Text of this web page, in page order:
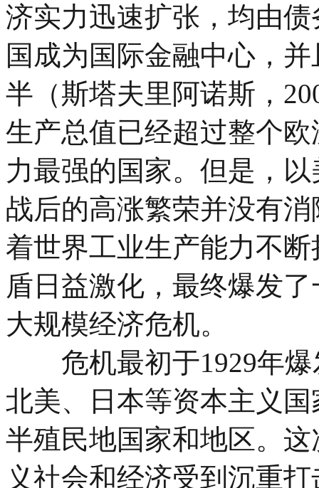
济实力迅速扩张，均由
国成为国际金融中心，
半（斯塔夫里阿诺斯，
生产总值已经超过整个
力最强的国家。但是，
战后的高涨繁荣并没有
着世界工业生产能力不
盾日益激化，最终爆发
大规模经济危机。
危机最初于1929年爆
北美、日本等资本主义
半殖民地国家和地区。
义社会和经济受到沉重